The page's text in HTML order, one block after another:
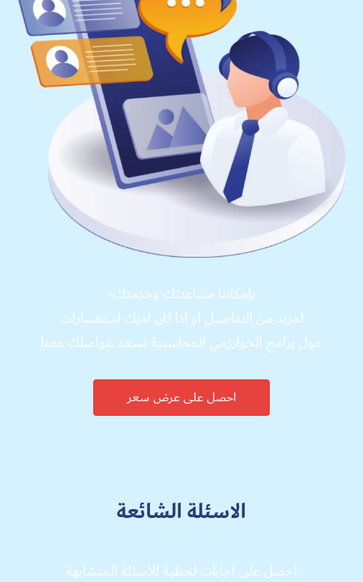
بإمكاننا مساعدتك وخدمتك-
لمزيد من التفاصيل او اذا كان لديك استفسارات
حول برامج الخوارزمي المحاسبية نسعد بتواصلك معنا
احصل على عرض سعر
الاسئلة الشائعة
احصل على اجابات لحظية للأسئلة المتشابهة